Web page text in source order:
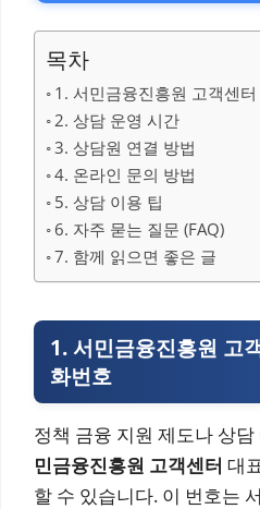
목차
1. 서민금융진흥원 고객센
2. 상담 운영 시간
3. 상담원 연결 방법
4. 온라인 문의 방법
5. 상담 이용 팁
6. 자주 묻는 질문 (FAQ)
7. 함께 읽으면 좋은 글
1. 서민금융진흥원 고
화번호
정책 금융 지원 제도나 상
민금융진흥원 고객센터 대
할 수 있습니다. 이 번호는